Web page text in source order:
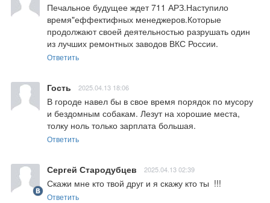
Печальное будущее ждет 711 АРЗ.Наступило
время"еффектифных менеджеров.Которые
продолжают своей деятельностью разрушать один
из лучших ремонтных заводов ВКС России.
Ответить
Гость 2025.04.13 18:06
В городе навел бы в свое время порядок по мусору
и бездомным собакам. Лезут на хорошие места,
толку ноль только зарплата большая.
Ответить
Сергей Стародубцев 2025.04.13 02:39
Скажи мне кто твой друг и я скажу кто ты  !!!
Ответить